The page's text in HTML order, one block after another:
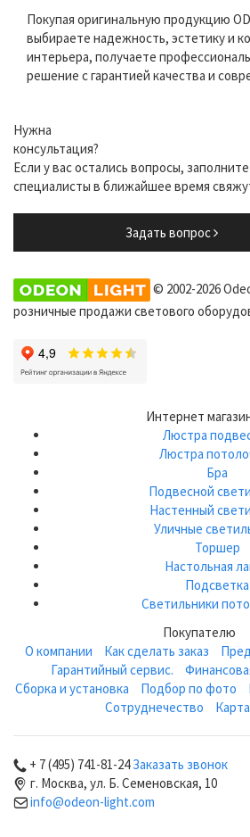
Покупая оригинальную продукцию
выбираете надежность, эстетику и
интерьера, получаете
решение с гарантией качества и
Нужна
консультация?
Если у вас остались вопросы,
специалисты в ближайшее время
Задать вопрос
© 2002-2026
розничные продажи светового
Интернет
Люстра
Люстра
Бра
Подвесной
Настенный
Уличные
Торшер
Настольная
Подсветка
Светильники
Покупателю
О компании
Как сделать заказ
Гарантийный сервис.
Сборка и установка
Подбор по фото
Сотруднечество
+ 7 (495) 741-81-24Заказать звонок
г. Москва, ул. Б. Семеновская, 10
info@odeon-light.com